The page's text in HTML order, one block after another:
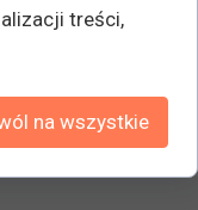
Zabudowy i
produkty,
treści,
na wszystkie